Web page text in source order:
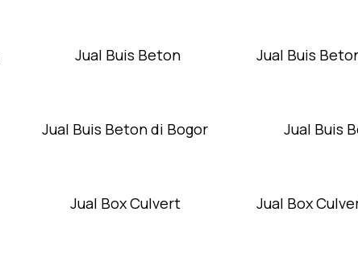
Jual Buis Beton Jual Buis
Jual Buis Beton di Bogor Jual Buis
Jual Box Culvert Jual Box